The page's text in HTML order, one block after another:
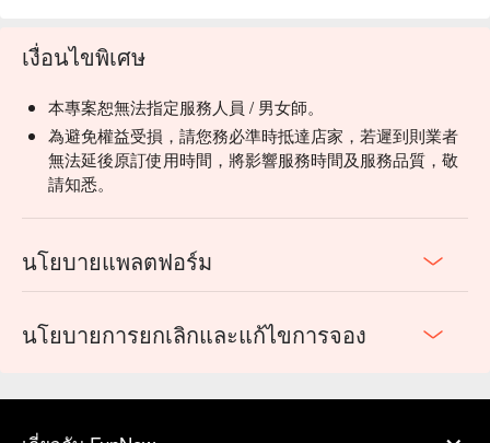
เงื่อนไขพิเศษ
本專案恕無法指定服務人員 / 男女師。
為避免權益受損，請您務必準時抵達店家，若遲到則業者
無法延後原訂使用時間，將影響服務時間及服務品質，敬
請知悉。
นโยบายแพลตฟอร์ม
นโยบายการยกเลิกและแก้ไขการจอง